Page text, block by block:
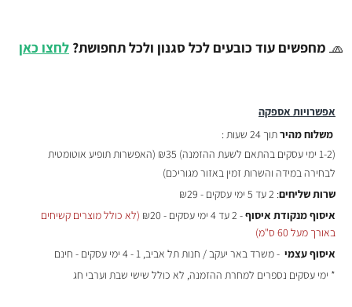
אפשרויות אספקה
משלוח מהירתוך 24 שעות :
(1-2 ימי עסקים בהתאם לשעת ההזמנה)
₪35 (האפשרות תופיע אוטומטית
לבחירה במידה והשרות זמין באזור מגוריכם)
שרות שליחים: 2 עד 5 ימי עסקים - ₪29
איסוף מנקודת איסוף- 2 עד 4 ימי עסקים - ₪20
(לא כולל מוצרים קשיחים
באורך מעל 60 ס"מ)
איסוף עצמי - משרד באר יעקב / חנות תל אביב, 1 - 4 ימי עסקים - חינם
* ימי עסקים נספרים למחרת ההזמנה, לא כולל שישי שבת וערבי חג
🧢 מחפשים עוד כובעים לכל סגנון ולכל תחפושת? לחצו כאן